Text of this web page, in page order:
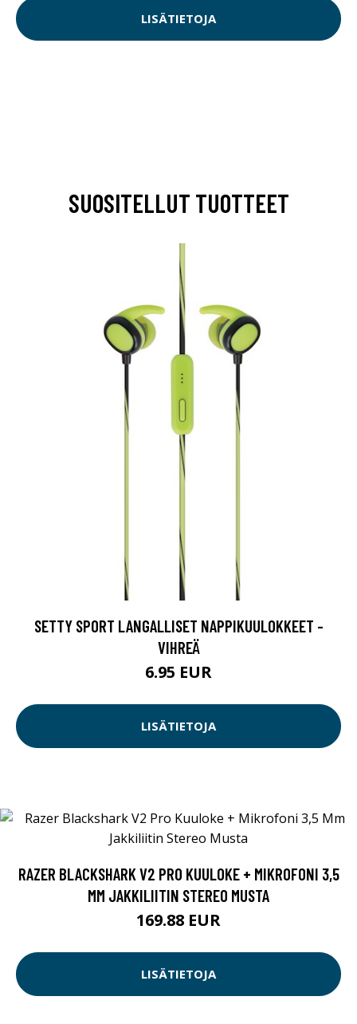
LISÄTIETOJA
SUOSITELLUT TUOTTEET
SETTY SPORT LANGALLISET NAPPIKUULOKKEET -
VIHREÄ
6.95 EUR
LISÄTIETOJA
RAZER BLACKSHARK V2 PRO KUULOKE + MIKROFONI 3,5
MM JAKKILIITIN STEREO MUSTA
169.88 EUR
LISÄTIETOJA